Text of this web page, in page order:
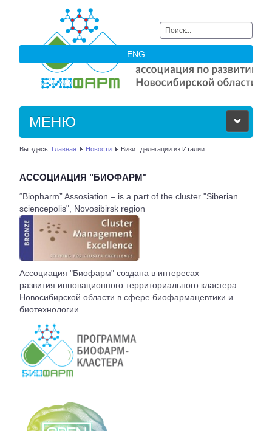
Искать...
ENG
МЕНЮ
ОБ АССОЦИАЦИИ
ЧЛЕНЫ АССОЦИАЦИИ
НОВОСТИ
АКТУАЛЬНОЕ
ВСТУПЛЕНИЕ
КОНТАКТЫ
БЮРО АССОЦИАЦИИ
Вы здесь: Главная Новости Визит делегации из Италии
АССОЦИАЦИЯ "БИОФАРМ"
“Biopharm” Assosiation – is a part of the cluster "Siberian
sciencepolis", Novosibirsk region
Ассоциация "Биофарм" создана в интересах
развития инновационного территориального кластера
Новосибирской области в сфере биофармацевтики и
биотехнологии